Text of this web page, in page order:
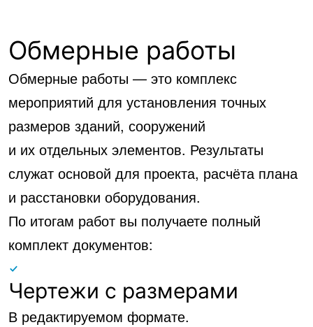
Обмерные работы
Обмерные работы — это комплекс
мероприятий для установления точных
размеров зданий, сооружений
и их отдельных элементов. Результаты
служат основой для проекта, расчёта плана
и расстановки оборудования.
По итогам работ вы получаете полный
комплект документов:
Чертежи с размерами
В редактируемом формате.